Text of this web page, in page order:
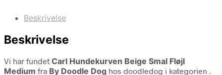
Beskrivelse
Beskrivelse
Vi har fundet Carl Hundekurven Beige Smal Fløjl
Medium fra By Doodle Dog hos doodledog i kategorien .